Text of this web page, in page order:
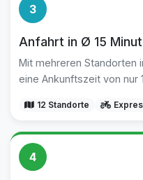
3
Anfahrt in Ø 15
Mit mehreren Standorten
eine Ankunftszeit von nur
12 Standorte
4